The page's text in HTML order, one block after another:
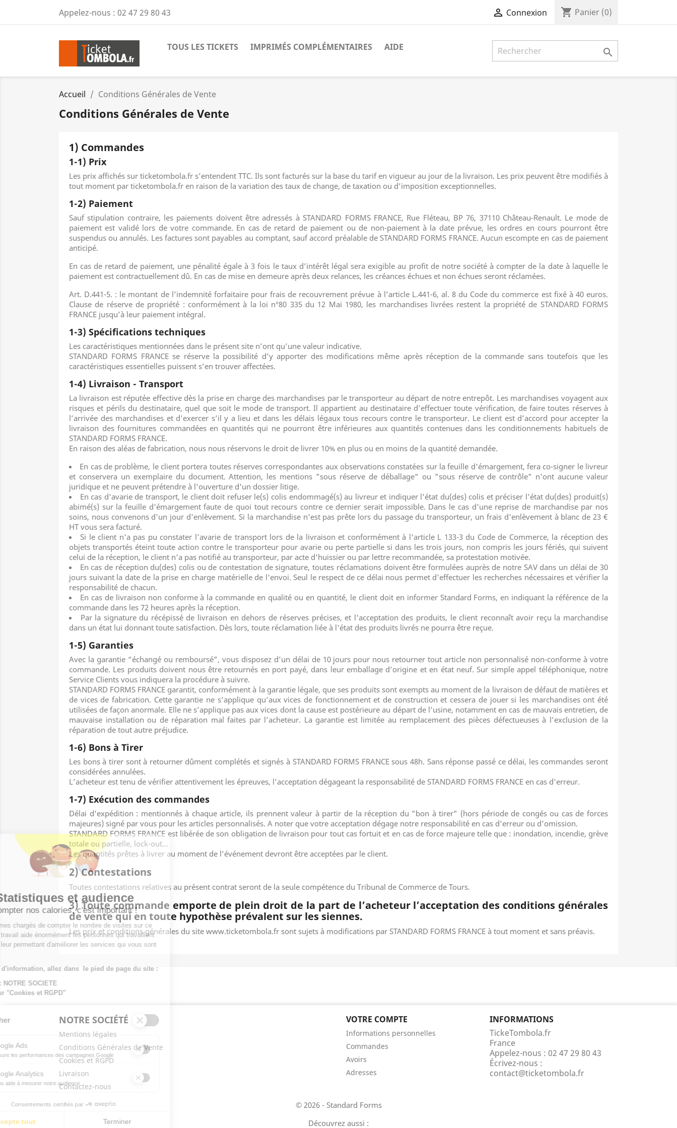
Appelez-nous : 02 47 29 80 43  Connexion shopping_cart Panier (0)
TOUS LES TICKETS IMPRIMÉS COMPLÉMENTAIRES AIDE 
Accueil Conditions Générales de Vente
Conditions Générales de Vente
1) Commandes
1-1) Prix
Les prix affichés sur ticketombola.fr s’entendent TTC. Ils sont facturés sur la base du tarif en vigueur au jour de la livraison. Les prix peuvent être modifiés à
tout moment par ticketombola.fr en raison de la variation des taux de change, de taxation ou d’imposition exceptionnelles.
1-2) Paiement
Sauf stipulation contraire, les paiements doivent être adressés à STANDARD FORMS FRANCE, Rue Fléteau, BP 76, 37110 Château-Renault. Le mode de
paiement est validé lors de votre commande. En cas de retard de paiement ou de non-paiement à la date prévue, les ordres en cours pourront être
suspendus ou annulés. Les factures sont payables au comptant, sauf accord préalable de STANDARD FORMS FRANCE. Aucun escompte en cas de paiement
anticipé.
En cas de retard de paiement, une pénalité égale à 3 fois le taux d’intérêt légal sera exigible au profit de notre société à compter de la date à laquelle le
paiement est contractuellement dû. En cas de mise en demeure après deux relances, les créances échues et non échues seront réclamées.
Art. D.441-5. : le montant de l’indemnité forfaitaire pour frais de recouvrement prévue à l’article L.441-6, al. 8 du Code du commerce est fixé à 40 euros.
Clause de réserve de propriété : conformément à la loi n°80 335 du 12 Mai 1980, les marchandises livrées restent la propriété de STANDARD FORMS
FRANCE jusqu’à leur paiement intégral.
1-3) Spécifications techniques
Les caractéristiques mentionnées dans le présent site n’ont qu’une valeur indicative.
STANDARD FORMS FRANCE se réserve la possibilité d’y apporter des modifications même après réception de la commande sans toutefois que les
caractéristiques essentielles puissent s’en trouver affectées.
1-4) Livraison - Transport
La livraison est réputée effective dès la prise en charge des marchandises par le transporteur au départ de notre entrepôt. Les marchandises voyagent aux
risques et périls du destinataire, quel que soit le mode de transport. Il appartient au destinataire d’effectuer toute vérification, de faire toutes réserves à
l’arrivée des marchandises et d’exercer s’il y a lieu et dans les délais légaux tous recours contre le transporteur. Le client est d’accord pour accepter la
livraison des fournitures commandées en quantités qui ne pourront être inférieures aux quantités contenues dans les conditionnements habituels de
STANDARD FORMS FRANCE.
En raison des aléas de fabrication, nous nous réservons le droit de livrer 10% en plus ou en moins de la quantité demandée.
En cas de problème, le client portera toutes réserves correspondantes aux observations constatées sur la feuille d'émargement, fera co-signer le livreur
et conservera un exemplaire du document. Attention, les mentions "sous réserve de déballage" ou "sous réserve de contrôle" n'ont aucune valeur
juridique et ne peuvent prétendre à l'ouverture d'un dossier litige.
En cas d'avarie de transport, le client doit refuser le(s) colis endommagé(s) au livreur et indiquer l'état du(des) colis et préciser l'état du(des) produit(s)
abimé(s) sur la feuille d'émargement faute de quoi tout recours contre ce dernier serait impossible. Dans le cas d'une reprise de marchandise par nos
soins, nous convenons d'un jour d'enlèvement. Si la marchandise n'est pas prête lors du passage du transporteur, un frais d'enlèvement à blanc de 23 €
HT vous sera facturé.
Si le client n'a pas pu constater l'avarie de transport lors de la livraison et conformément à l'article L 133-3 du Code de Commerce, la réception des
objets transportés éteint toute action contre le transporteur pour avarie ou perte partielle si dans les trois jours, non compris les jours fériés, qui suivent
celui de la réception, le client n'a pas notifié au transporteur, par acte d'huissier ou par lettre recommandée, sa protestation motivée.
En cas de réception du(des) colis ou de contestation de signature, toutes réclamations doivent être formulées auprès de notre SAV dans un délai de 30
jours suivant la date de la prise en charge matérielle de l'envoi. Seul le respect de ce délai nous permet d'effectuer les recherches nécessaires et vérifier la
responsabilité de chacun.
En cas de livraison non conforme à la commande en qualité ou en quantité, le client doit en informer Standard Forms, en indiquant la référence de la
commande dans les 72 heures après la réception.
Par la signature du récépissé de livraison en dehors de réserves précises, et l'acceptation des produits, le client reconnaît avoir reçu la marchandise
dans un état lui donnant toute satisfaction. Dès lors, toute réclamation liée à l'état des produits livrés ne pourra être reçue.
1-5) Garanties
Avec la garantie “échangé ou remboursé”, vous disposez d’un délai de 10 jours pour nous retourner tout article non personnalisé non-conforme à votre
commande. Les produits doivent nous être retournés en port payé, dans leur emballage d’origine et en état neuf. Sur simple appel téléphonique, notre
Service Clients vous indiquera la procédure à suivre.
STANDARD FORMS FRANCE garantit, conformément à la garantie légale, que ses produits sont exempts au moment de la livraison de défaut de matières et
de vices de fabrication. Cette garantie ne s’applique qu’aux vices de fonctionnement et de construction et cessera de jouer si les marchandises ont été
utilisées de façon anormale. Elle ne s’applique pas aux vices dont la cause est postérieure au départ de l’usine, notamment en cas de mauvais entretien, de
mauvaise installation ou de réparation mal faites par l’acheteur. La garantie est limitée au remplacement des pièces défectueuses à l’exclusion de la
réparation de tout autre préjudice.
1-6) Bons à Tirer
Les bons à tirer sont à retourner dûment complétés et signés à STANDARD FORMS FRANCE sous 48h. Sans réponse passé ce délai, les commandes seront
considérées annulées.
L’acheteur est tenu de vérifier attentivement les épreuves, l’acceptation dégageant la responsabilité de STANDARD FORMS FRANCE en cas d’erreur.
1-7) Exécution des commandes
Délai d'expédition : mentionnés à chaque article, ils prennent valeur à partir de la réception du "bon à tirer" (hors période de congés ou cas de forces
majeures) signé par vous pour les articles personnalisés. A noter que votre acceptation dégage notre responsabilité en cas d'erreur ou d'omission.
STANDARD FORMS FRANCE est libérée de son obligation de livraison pour tout cas fortuit et en cas de force majeure telle que : inondation, incendie, grève
totale ou partielle, lock-out...
Les quantités prêtes à livrer au moment de l’événement devront être acceptées par le client.
2) Contestations
Toutes contestations relatives au présent contrat seront de la seule compétence du Tribunal de Commerce de Tours.
3) Toute commande emporte de plein droit de la part de l’acheteur l’acceptation des conditions générales
de vente qui en toute hypothèse prévalent sur les siennes.
Les prix et conditions générales du site www.ticketombola.fr sont sujets à modifications par STANDARD FORMS FRANCE à tout moment et sans préavis.
NOTRE SOCIÉTÉ
Mentions légales
Conditions Générales de Vente
Cookies et RGPD
Livraison
Contactez-nous
VOTRE COMPTE
Informations personnelles
Commandes
Avoirs
Adresses
INFORMATIONS
TickeTombola.fr
France
Appelez-nous : 02 47 29 80 43
Écrivez-nous :
contact@ticketombola.fr
© 2026 - Standard Forms
Découvrez aussi :
Statistiques et audience
Compter nos calories, c'est important !
Nous sommes chargés de compter le nombre de visites sur ce
site. Notre travail aide énormément les personnes qui travaillent
dessus en leur permettant d'améliorer les services qui vous sont
Pour plus d'information, allez dans le pied de page du site :
Rubrique : NOTRE SOCIETE
Cliquez sur "Cookies et RGPD"
Tout cocher
?
Google Ads
Mesure les performances des campagnes Google
Ce service permet aux annonceurs d'acheter des annonces ou des bannières, qui seront affichées sur les pages de Google.
?
Google Analytics
Nous aide à mesurer notre audience
Consentements certifiés par